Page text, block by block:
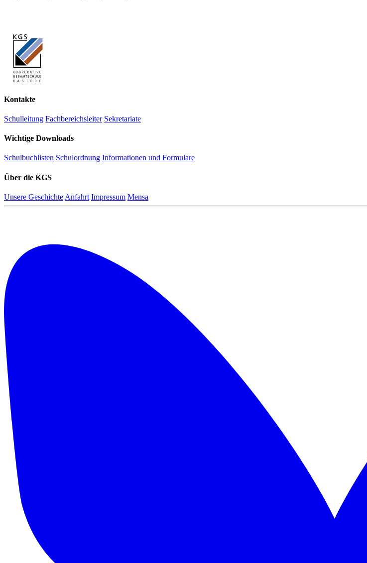
Kontakte
Schulleitung Fachbereichsleiter Sekretariate
Wichtige Downloads
Schulbuchlisten Schulordnung Informationen und Formulare
Über die KGS
Unsere Geschichte Anfahrt Impressum Mensa